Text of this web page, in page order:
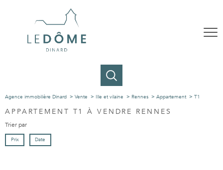
Agence immobilière Dinard Vente Ille et vilaine Rennes Appartement T1
APPARTEMENT T1 À VENDRE RENNES
Trier par
Prix Date